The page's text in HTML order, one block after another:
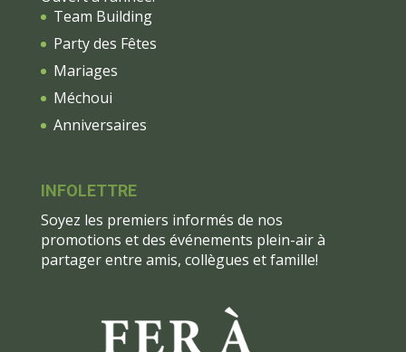
Team Building
Party des Fêtes
Mariages
Méchoui
Anniversaires
INFOLETTRE
Soyez les premiers informés de nos
promotions et des événements plein-air à
partager entre amis, collègues et famille!